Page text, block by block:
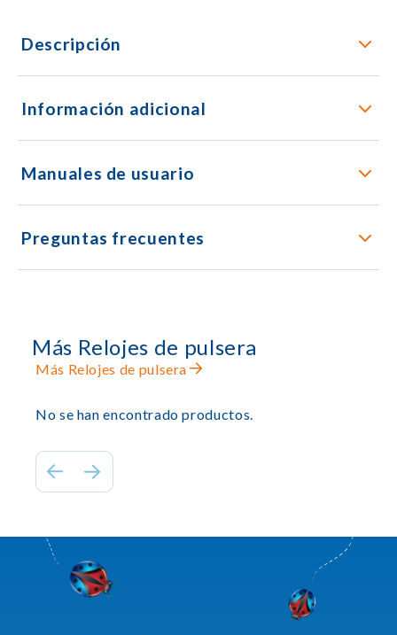
Descripción
Información adicional
Manuales de usuario
Preguntas frecuentes
Más Relojes de pulsera
Más Relojes de pulsera
No se han encontrado productos.